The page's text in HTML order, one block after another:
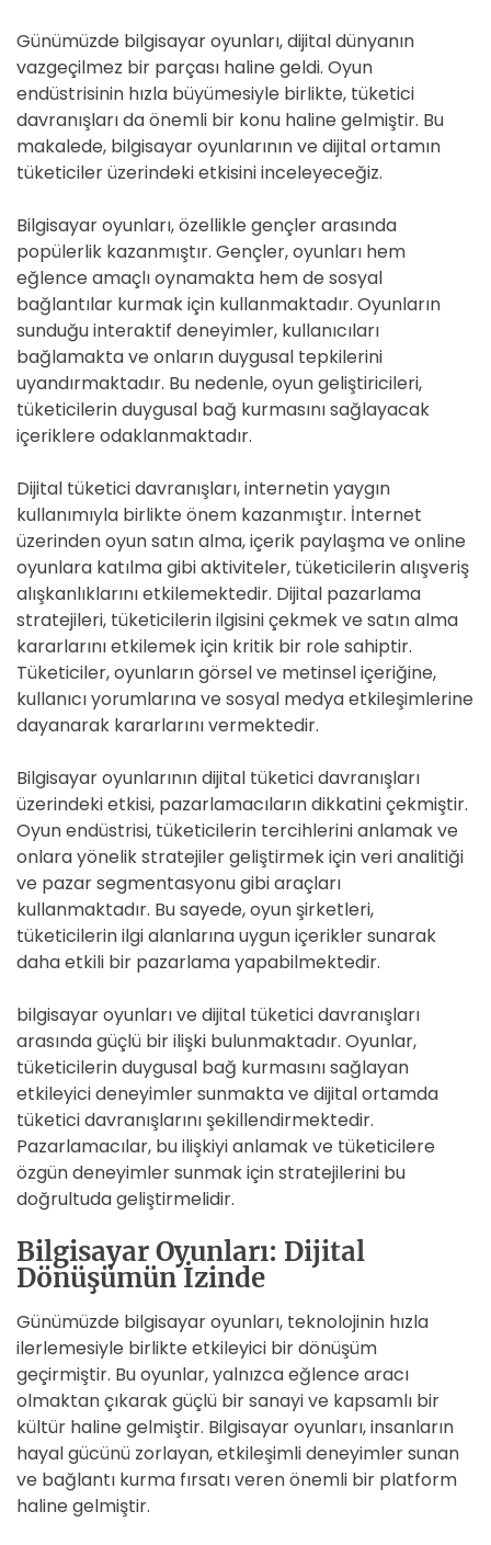
Günümüzde bilgisayar oyunları, dijital dünyanın
vazgeçilmez bir parçası haline geldi. Oyun
endüstrisinin hızla büyümesiyle birlikte, tüketici
davranışları da önemli bir konu haline gelmiştir. Bu
makalede, bilgisayar oyunlarının ve dijital ortamın
tüketiciler üzerindeki etkisini inceleyeceğiz.
Bilgisayar oyunları, özellikle gençler arasında
popülerlik kazanmıştır. Gençler, oyunları hem
eğlence amaçlı oynamakta hem de sosyal
bağlantılar kurmak için kullanmaktadır. Oyunların
sunduğu interaktif deneyimler, kullanıcıları
bağlamakta ve onların duygusal tepkilerini
uyandırmaktadır. Bu nedenle, oyun geliştiricileri,
tüketicilerin duygusal bağ kurmasını sağlayacak
içeriklere odaklanmaktadır.
Dijital tüketici davranışları, internetin yaygın
kullanımıyla birlikte önem kazanmıştır. İnternet
üzerinden oyun satın alma, içerik paylaşma ve online
oyunlara katılma gibi aktiviteler, tüketicilerin alışveriş
alışkanlıklarını etkilemektedir. Dijital pazarlama
stratejileri, tüketicilerin ilgisini çekmek ve satın alma
kararlarını etkilemek için kritik bir role sahiptir.
Tüketiciler, oyunların görsel ve metinsel içeriğine,
kullanıcı yorumlarına ve sosyal medya etkileşimlerine
dayanarak kararlarını vermektedir.
Bilgisayar oyunlarının dijital tüketici davranışları
üzerindeki etkisi, pazarlamacıların dikkatini çekmiştir.
Oyun endüstrisi, tüketicilerin tercihlerini anlamak ve
onlara yönelik stratejiler geliştirmek için veri analitiği
ve pazar segmentasyonu gibi araçları
kullanmaktadır. Bu sayede, oyun şirketleri,
tüketicilerin ilgi alanlarına uygun içerikler sunarak
daha etkili bir pazarlama yapabilmektedir.
bilgisayar oyunları ve dijital tüketici davranışları
arasında güçlü bir ilişki bulunmaktadır. Oyunlar,
tüketicilerin duygusal bağ kurmasını sağlayan
etkileyici deneyimler sunmakta ve dijital ortamda
tüketici davranışlarını şekillendirmektedir.
Pazarlamacılar, bu ilişkiyi anlamak ve tüketicilere
özgün deneyimler sunmak için stratejilerini bu
doğrultuda geliştirmelidir.
Bilgisayar Oyunları: Dijital
Dönüşümün İzinde
Günümüzde bilgisayar oyunları, teknolojinin hızla
ilerlemesiyle birlikte etkileyici bir dönüşüm
geçirmiştir. Bu oyunlar, yalnızca eğlence aracı
olmaktan çıkarak güçlü bir sanayi ve kapsamlı bir
kültür haline gelmiştir. Bilgisayar oyunları, insanların
hayal gücünü zorlayan, etkileşimli deneyimler sunan
ve bağlantı kurma fırsatı veren önemli bir platform
haline gelmiştir.